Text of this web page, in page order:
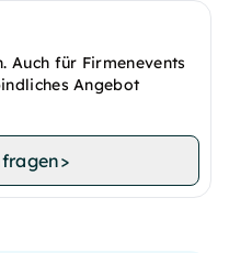
Auch für Firmenevents
Angebot
>